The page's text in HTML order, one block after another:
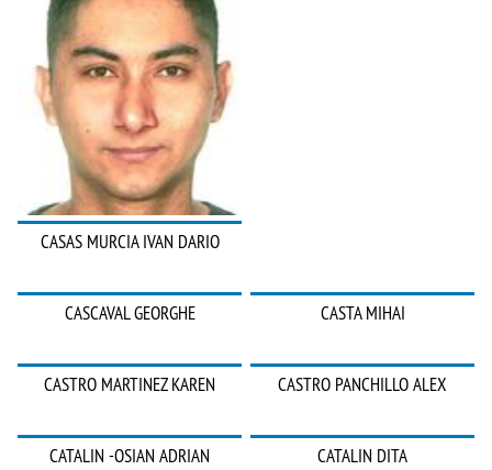
CASAS MURCIA IVAN DARIO
CASCAVAL GEORGHE CASTA MIHAI
CASTRO MARTINEZ KAREN CASTRO PANCHILLO ALEX
CATALIN -OSIAN ADRIAN CATALIN DITA